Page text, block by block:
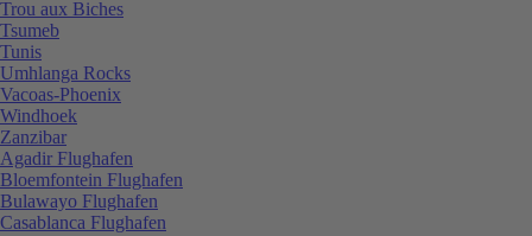
Trou aux Biches
Tsumeb
Tunis
Umhlanga Rocks
Vacoas-Phoenix
Windhoek
Zanzibar
Agadir Flughafen
Bloemfontein Flughafen
Bulawayo Flughafen
Casablanca Flughafen